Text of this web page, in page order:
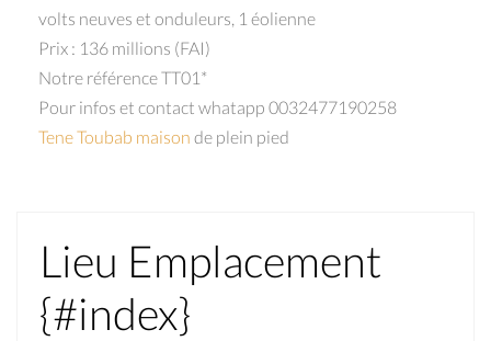
volts neuves et onduleurs, 1 éolienne
Prix : 136 millions (FAI)
Notre référence TT01*
Pour infos et contact whatapp 0032477190258
Tene Toubab maison de plein pied
Lieu Emplacement
{#index}